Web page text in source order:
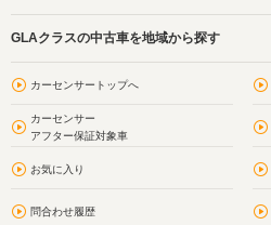
GLAクラスの中古車を地域から探す
カーセンサートップへ
カーセンサー
アフター保証対象車
お気に入り
問合わせ履歴